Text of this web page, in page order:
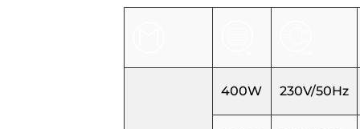
400W 230V/50Hz